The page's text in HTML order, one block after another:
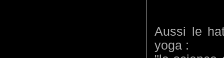
Aussi le
yoga :